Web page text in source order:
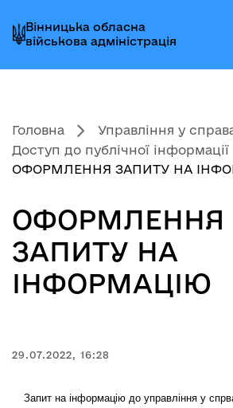
до
головного
меню
до
головного
вмісту
до
головного
колонтитула
Вінницька обласна
військова адміністрація
Головна
Управління у
Доступ до публічної інформації
ОФОРМЛЕННЯ ЗАПИТУ НА
ОФОРМЛЕННЯ
ЗАПИТУ НА
ІНФОРМАЦІЮ
29.07.2022, 16:28
Запит на інформацію до управління у